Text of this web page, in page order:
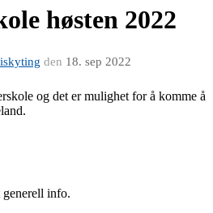
høsten 2022
den 18. sep 2022
og det er mulighet for å komme å
info.